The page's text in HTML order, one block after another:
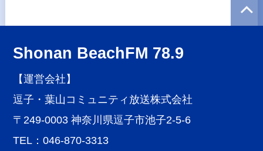
Shonan BeachFM 78.9
【運営会社】
逗子・葉山コミュニティ放送株式会社
〒249-0003 神奈川県逗子市池子2-5-6
TEL：046-870-3313